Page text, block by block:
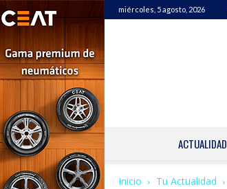
miércoles, 5 agosto, 2026
ACTUALIDAD
Inicio Tu Actualidad